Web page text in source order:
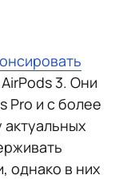
3. Они
Pro и с более
однако в них